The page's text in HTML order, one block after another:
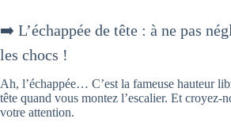
➡️ L’échappée de tête : à ne pas
les chocs !
Ah, l’échappée… C’est la fameuse hauteur
tête quand vous montez l’escalier. Et croyez-
votre attention.